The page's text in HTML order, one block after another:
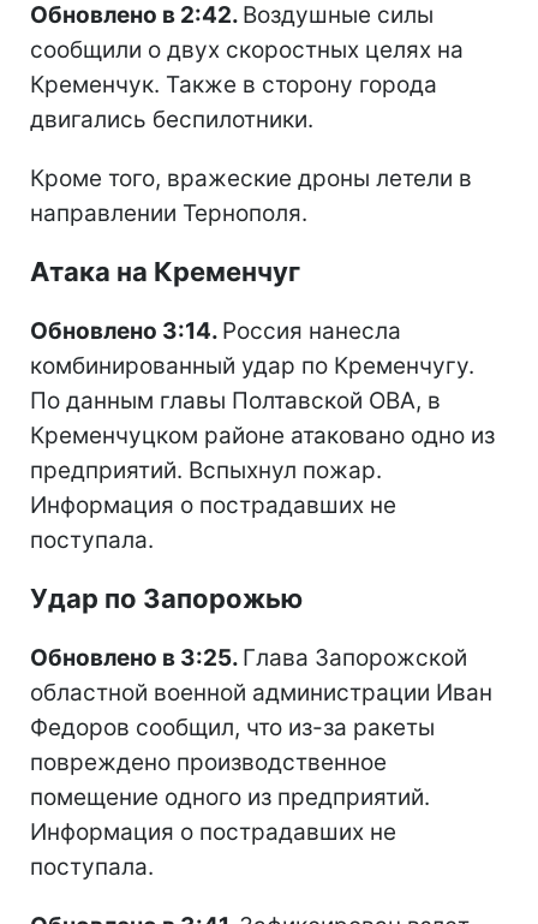
Обновлено в 2:42. Воздушные силы
сообщили о двух скоростных целях на
Кременчук. Также в сторону города
двигались беспилотники.
Кроме того, вражеские дроны летели в
направлении Тернополя.
Атака на Кременчуг
Обновлено 3:14. Россия нанесла
комбинированный удар по Кременчугу.
По данным главы Полтавской ОВА, в
Кременчуцком районе атаковано одно из
предприятий. Вспыхнул пожар.
Информация о пострадавших не
поступала.
Удар по Запорожью
Обновлено в 3:25. Глава Запорожской
областной военной администрации Иван
Федоров сообщил, что из-за ракеты
повреждено производственное
помещение одного из предприятий.
Информация о пострадавших не
поступала.